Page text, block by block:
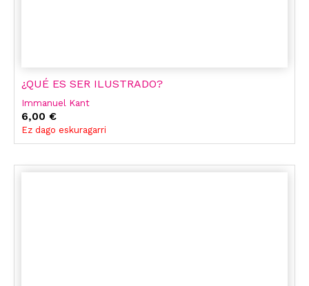
¿QUÉ ES SER ILUSTRADO?
Immanuel Kant
6,00 €
Ez dago eskuragarri